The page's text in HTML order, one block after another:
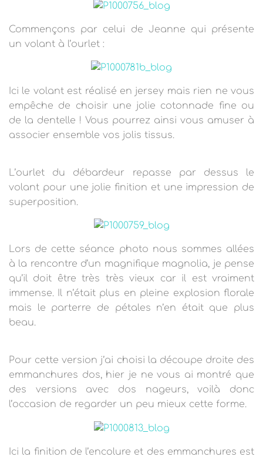
N
Commençons par celui de Jeanne qui présente
un volant à l’ourlet :
Ici le volant est réalisé en jersey mais rien ne vous
empêche de choisir une jolie cotonnade fine ou
de la dentelle ! Vous pourrez ainsi vous amuser à
associer ensemble vos jolis tissus.
L’ourlet du débardeur repasse par dessus le
volant pour une jolie finition et une impression de
superposition.
Lors de cette séance photo nous sommes allées
à la rencontre d’un magnifique magnolia, je pense
qu’il doit être très très vieux car il est vraiment
immense. Il n’était plus en pleine explosion florale
mais le parterre de pétales n’en était que plus
beau.
Pour cette version j’ai choisi la découpe droite des
emmanchures dos, hier je ne vous ai montré que
des versions avec dos nageurs, voilà donc
l’occasion de regarder un peu mieux cette forme.
Ici la finition de l’encolure et des emmanchures est